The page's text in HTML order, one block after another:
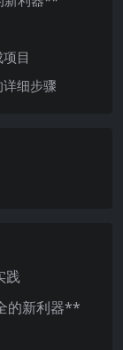
目
细步骤
践
的新利器**